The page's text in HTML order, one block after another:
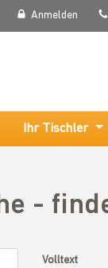
Anmelden
Ihr Tischler
-
Volltext